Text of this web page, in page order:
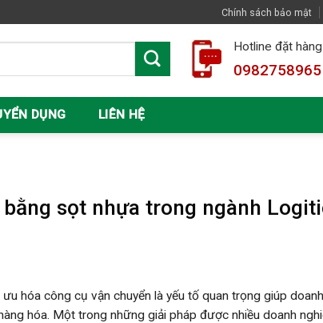
Chính sách bảo mật
Hotline đặt hàng
0982758965
DỤNG LIÊN HỆ
sọt nhựa trong ngành
hóa công cụ vận chuyển là yếu tố quan trọng giúp
hóa. Một trong những giải pháp được nhiều doanh